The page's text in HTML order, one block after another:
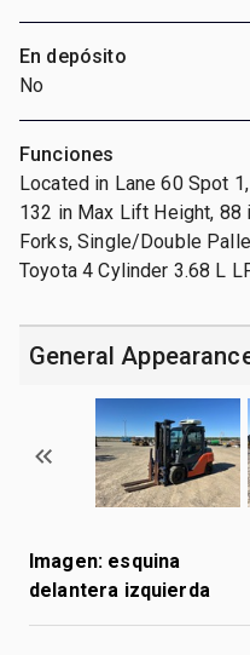
En depósito
No
Funciones
Located in Lane 60 Spot
132 in Max Lift Height, 88
Forks, Single/Double
Toyota 4 Cylinder 3.68 L
General
Imagen: esquina
delantera izquierda